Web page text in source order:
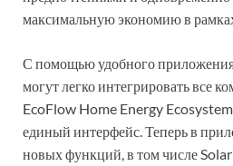
максимальную экономию в
С помощью удобного
могут легко интегрировать все
EcoFlow Home Energy Ecosystem
единый интерфейс. Теперь в
новых функций, в том числе